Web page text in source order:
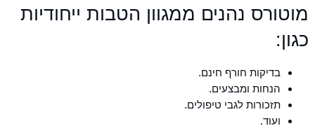
מוטורס נהנים ממגוון הטבות ייחודיות
כגון:
בדיקות חורף חינם.
הנחות ומבצעים.
תזכורות לגבי טיפולים.
ועוד.